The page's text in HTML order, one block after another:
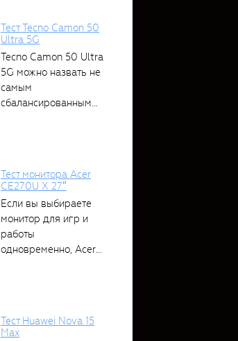
Тест Tecno Camon 50
Ultra 5G
Tecno Camon 50 Ultra
5G можно назвать не
самым
сбалансированным
Тест монитора Acer
CE270U X 27″
Если вы выбираете
монитор для игр и
работы
одновременно, Acer
Тест Huawei Nova 15
Max